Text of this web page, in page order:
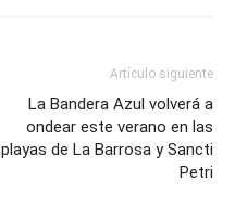
Artículo siguiente
La Bandera Azul volverá a
ondear este verano en las
playas de La Barrosa y Sancti
Petri